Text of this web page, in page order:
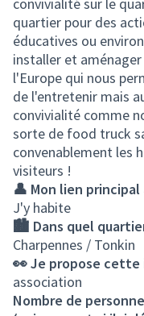
quartier pour des
éducatives ou
installer et
l'Europe qui nous
de l'entretenir mais
convivialité comme
sorte de food truck
convenablement les
visiteurs !
👤 Mon lien
J'y habite
🏙️ Dans quel
Charpennes / Tonkin
👀 Je propose cette
association
Nombre de